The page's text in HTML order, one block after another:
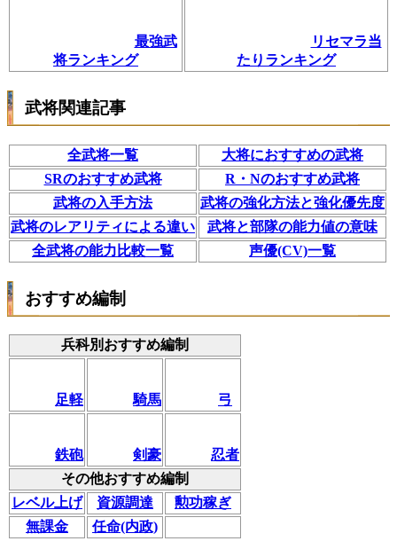
最強武
将ランキング
リセマラ当
たりランキング
武将関連記事
全武将一覧
大将におすすめの武将
SRのおすすめ武将
R・Nのおすすめ武将
武将の入手方法
武将の強化方法と強化優先度
武将のレアリティによる違い
武将と部隊の能力値の意味
全武将の能力比較一覧
声優(CV)一覧
おすすめ編制
兵科別おすすめ編制
足軽 騎馬 弓
鉄砲 剣豪
忍者
その他おすすめ編制
レベル上げ
資源調達
勲功稼ぎ
無課金
任命(内政)